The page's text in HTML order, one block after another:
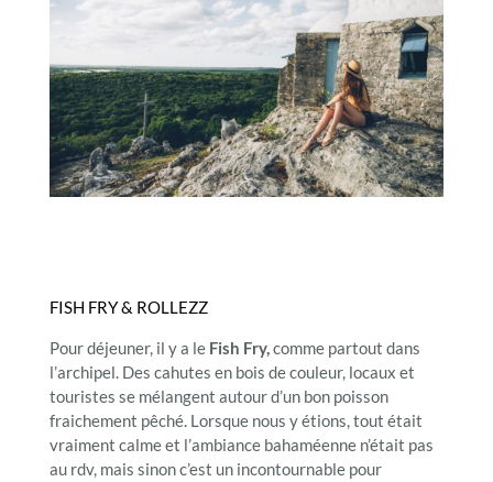
FISH FRY & ROLLEZZ
Pour déjeuner, il y a leFish Fry,comme partout dans
l’archipel. Des cahutes en bois de couleur, locaux et
touristes se mélangent autour d’un bon poisson
fraichement pêché. Lorsque nous y étions, tout était
vraiment calme et l’ambiance bahaméenne n’était pas
au rdv, mais sinon c’est un incontournable pour